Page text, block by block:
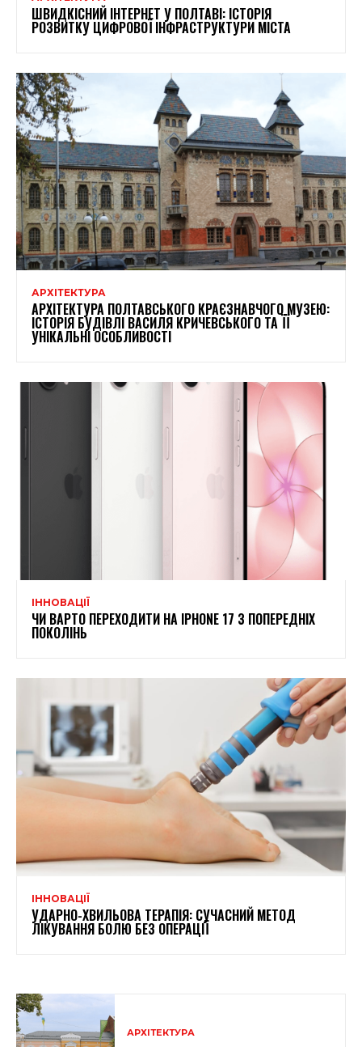
ШВИДКІСНИЙ ІНТЕРНЕТ У ПОЛТАВІ: ІСТОРІЯ
РОЗВИТКУ ЦИФРОВОЇ ІНФРАСТРУКТУРИ МІСТА
АРХІТЕКТУРА
АРХІТЕКТУРА ПОЛТАВСЬКОГО КРАЄЗНАВЧОГО МУЗЕЮ:
ІСТОРІЯ БУДІВЛІ ВАСИЛЯ КРИЧЕВСЬКОГО ТА ЇЇ
УНІКАЛЬНІ ОСОБЛИВОСТІ
ІННОВАЦІЇ
ЧИ ВАРТО ПЕРЕХОДИТИ НА IPHONE 17 З ПОПЕРЕДНІХ
ПОКОЛІНЬ
ІННОВАЦІЇ
УДАРНО-ХВИЛЬОВА ТЕРАПІЯ: СУЧАСНИЙ МЕТОД
ЛІКУВАННЯ БОЛЮ БЕЗ ОПЕРАЦІЇ
АРХІТЕКТУРА